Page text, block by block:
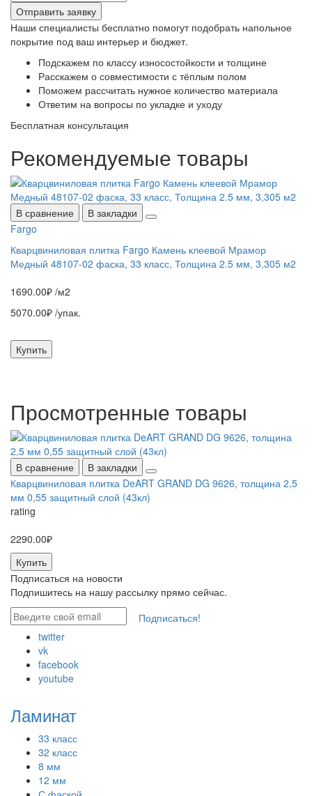
Отправить заявку
Наши специалисты бесплатно помогут подобрать напольное
покрытие под ваш интерьер и бюджет.
Подскажем по классу износостойкости и толщине
Расскажем о совместимости с тёплым полом
Поможем рассчитать нужное количество материала
Ответим на вопросы по укладке и уходу
Бесплатная консультация
Рекомендуемые товары
В сравнение
В закладки
Fargo
Кварцвиниловая плитка Fargo Камень клеевой Мрамор
Медный 48107-02 фаска, 33 класс, Толщина 2.5 мм, 3,305 м2
1690.00₽ /м2
5070.00₽ /упак.
Купить
Просмотренные товары
В сравнение
В закладки
Кварцвиниловая плитка DeART GRAND DG 9626, толщина 2,5
мм 0,55 защитный слой (43кл)
rating
2290.00₽
Купить
Подписаться на новости
Подпишитесь на нашу рассылку прямо сейчас.
Подписаться!
twitter
vk
facebook
youtube
Ламинат
33 класс
32 класс
8 мм
12 мм